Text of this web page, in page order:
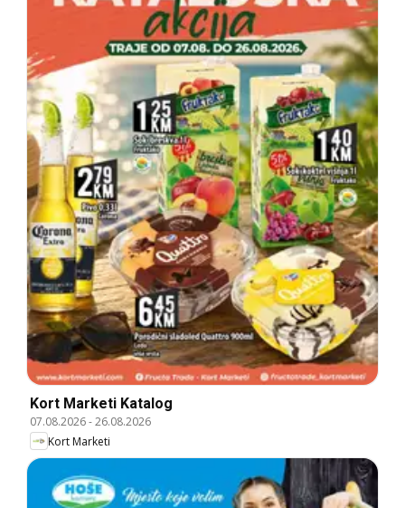
Kort Marketi Katalog
07.08.2026-26.08.2026
Kort Marketi